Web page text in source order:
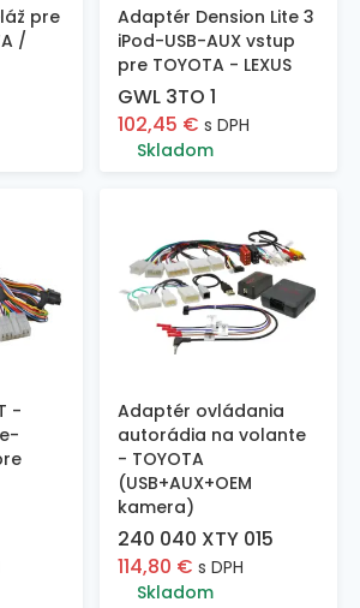
pre
/
Adaptér Dension Lite 3
iPod-USB-AUX vstup
pre TOYOTA - LEXUS
GWL 3TO 1
102,45 € s DPH
Skladom
-
Adaptér ovládania
autorádia na volante
- TOYOTA
(USB+AUX+OEM
kamera)
240 040 XTY 015
114,80 € s DPH
Skladom